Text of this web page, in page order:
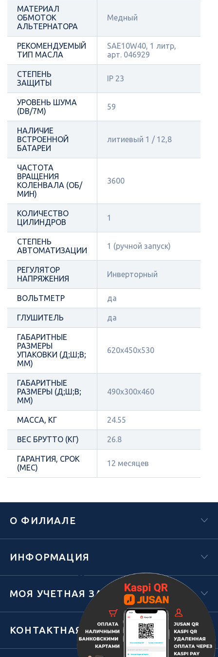
МАТЕРИАЛ
ОБМОТОК
АЛЬТЕРНАТОРА
Медный
РЕКОМЕНДУЕМЫЙ
ТИП МАСЛА
SAE10W40, 1 литр,
арт. 046929
СТЕПЕНЬ
ЗАЩИТЫ
IP 23
УРОВЕНЬ ШУМА
(DB/7М)
59
НАЛИЧИЕ
ВСТРОЕННОЙ
БАТАРЕИ
литиевый 1 / 12,8
ЧАСТОТА
ВРАЩЕНИЯ
КОЛЕНВАЛА (ОБ/
МИН)
3600
КОЛИЧЕСТВО
ЦИЛИНДРОВ
1
СТЕПЕНЬ
АВТОМАТИЗАЦИИ
1 (ручной запуск)
РЕГУЛЯТОР
НАПРЯЖЕНИЯ
Инверторный
ВОЛЬТМЕТР да
ГЛУШИТЕЛЬ да
ГАБАРИТНЫЕ
РАЗМЕРЫ
УПАКОВКИ (Д;Ш;В;
ММ)
620х450х530
ГАБАРИТНЫЕ
РАЗМЕРЫ (Д;Ш;В;
ММ)
490х300х460
МАССА, КГ 24.55
ВЕС БРУТТО (КГ) 26.8
ГАРАНТИЯ, СРОК
(МЕС)
12 месяцев
Х
О ФИЛИАЛЕ
ИНФОРМАЦИЯ
МОЯ УЧЕТНАЯ ЗАПИСЬ
КОНТАКТНАЯ ИНФОРМАЦИЯ